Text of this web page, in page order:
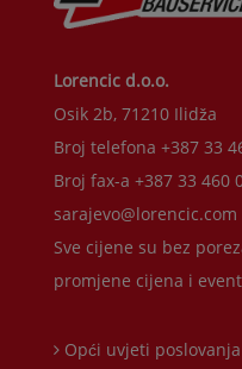
Lorencic d.o.o.
Osik 2b, 71210 Ilidža
Broj telefona +387 33
Broj fax-a +387 33 460
sarajevo@lorencic.com
Sve cijene su bez
promjene cijena i
Opći uvjeti poslovanja